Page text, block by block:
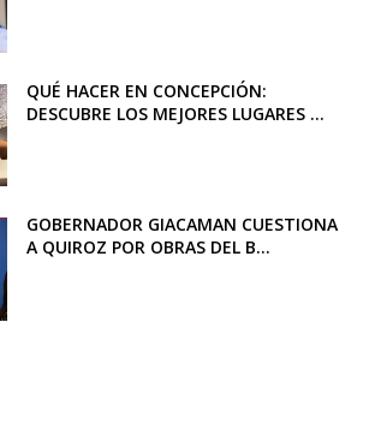
QUÉ HACER EN CONCEPCIÓN:
DESCUBRE LOS MEJORES LUGARES ...
GOBERNADOR GIACAMAN CUESTIONA
A QUIROZ POR OBRAS DEL B...